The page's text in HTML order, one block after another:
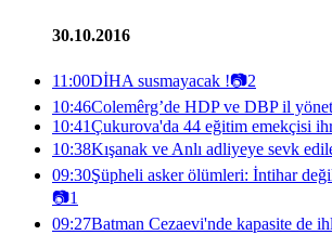
30.10.2016
11:00DİHA susmayacak !📷2
10:46Colemêrg’de HDP ve DBP il
10:41Çukurova'da 44 eğitim emekçisi
10:38Kışanak ve Anlı adliyeye sevk
09:30Şüpheli asker ölümleri: İntihar
📷1
09:27Batman Cezaevi'nde kapasite de